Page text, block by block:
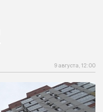
9 августа, 12:00